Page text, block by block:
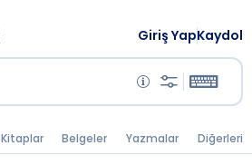
Giriş YapKaydol
Kitaplar Belgeler Yazmalar Diğerleri